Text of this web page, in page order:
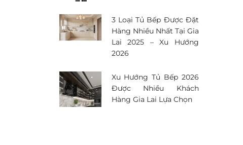
3 Loại Tủ Bếp Được Đặt
Hàng Nhiều Nhất Tại Gia
Lai 2025 – Xu Hướng
2026
Xu Hướng Tủ Bếp 2026
Được Nhiều Khách
Hàng Gia Lai Lựa Chọn